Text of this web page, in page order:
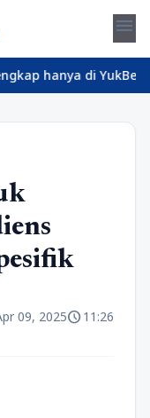
menu
di
09, 2025schedule11:26